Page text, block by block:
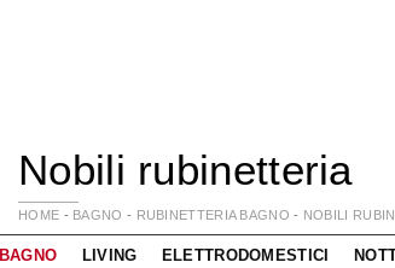
Nobili rubinetteria
HOME - BAGNO - RUBINETTERIA BAGNO - NOBILI
BAGNO LIVING ELETTRODOMESTICI